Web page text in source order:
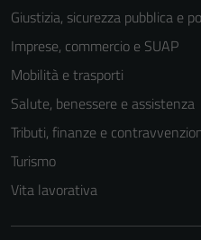
Giustizia, sicurezza pubblica e
Imprese, commercio e SUAP
Mobilità e trasporti
Salute, benessere e assistenza
Tributi, finanze e
Turismo
Vita lavorativa